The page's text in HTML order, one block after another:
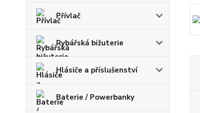
Přívlač
Rybářská bižuterie
Hlásiče a příslušenství
Baterie / Powerbanky